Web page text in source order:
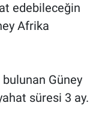
edebileceğin
Afrika
bulunan Güney
süresi 3 ay.